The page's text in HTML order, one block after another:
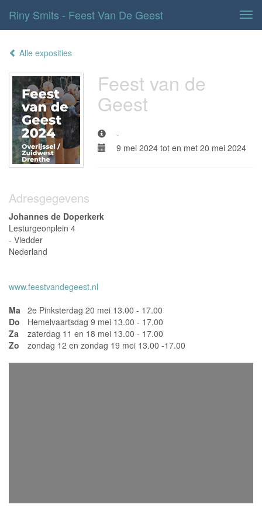
Riny Smits - Feest Van De Geest
Alle exposities
Feest van de
Geest
-
9 mei 2024 tot en met 20 mei 2024
Adresgegevens
Johannes de Doperkerk
Lesturgeonplein 4
- Vledder
Nederland
www.feestvandegeest.nl
Ma 2e Pinksterdag 20 mei 13.00 - 17.00
Do
Hemelvaartsdag 9 mei 13.00 - 17.00
Za
zaterdag 11 en 18 mei 13.00 - 17.00
Zo
zondag 12 en zondag 19 mei 13.00 -17.00